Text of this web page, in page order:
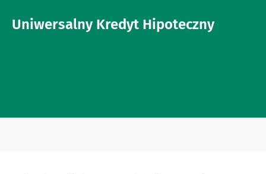
Uniwersalny Kredyt Hipoteczny